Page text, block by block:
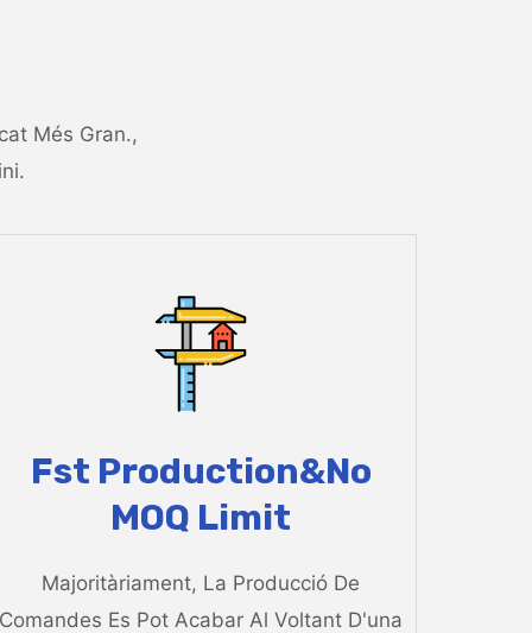
Més Gran.,
Fst Production&no
MOQ Limit
Majoritàriament, La Producció De
Comandes Es Pot Acabar Al Voltant D'una